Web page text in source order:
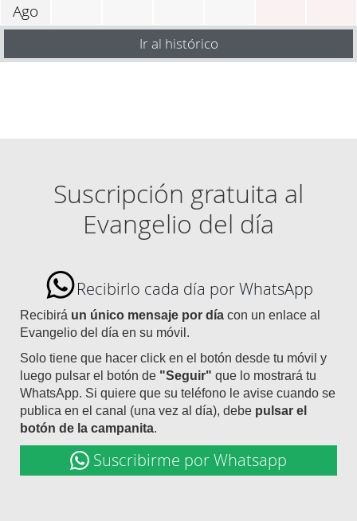
Ago
Ir al histórico
Suscripción gratuita al
Evangelio del día
Recibirlo cada día por WhatsApp
Recibirá un único mensaje por día con un enlace al
Evangelio del día en su móvil.
Solo tiene que hacer click en el botón desde tu móvil y
luego pulsar el botón de "Seguir" que lo mostrará tu
WhatsApp. Si quiere que su teléfono le avise cuando se
publica en el canal (una vez al día), debe pulsar el
botón de la campanita.
Suscribirme por Whatsapp